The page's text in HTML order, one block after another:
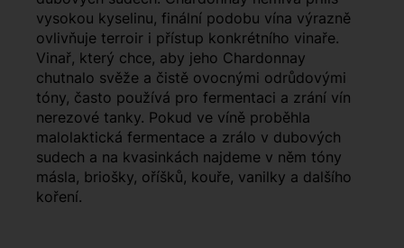
vysokou kyselinu, finální podobu vína výrazně
ovlivňuje terroir i přístup konkrétního vinaře.
Vinař, který chce, aby jeho Chardonnay
chutnalo svěže a čistě ovocnými odrůdovými
tóny, často používá pro fermentaci a zrání vín
nerezové tanky. Pokud ve víně proběhla
malolaktická fermentace a zrálo v dubových
sudech a na kvasinkách najdeme v něm tóny
másla, briošky, oříšků, kouře, vanilky a dalšího
koření.